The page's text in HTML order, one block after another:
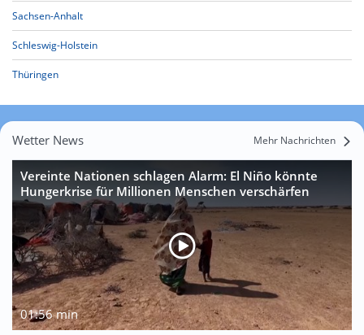
Sachsen-Anhalt
Schleswig-Holstein
Thüringen
Wetter News Mehr Nachrichten
Vereinte Nationen schlagen Alarm: El Niño könnte
Hungerkrise für Millionen Menschen verschärfen
01:56 min